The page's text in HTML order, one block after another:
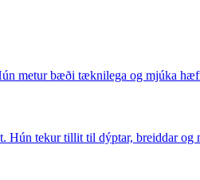
metur bæði tæknilega og mjúka
Hún tekur tillit til dýptar, breiddar